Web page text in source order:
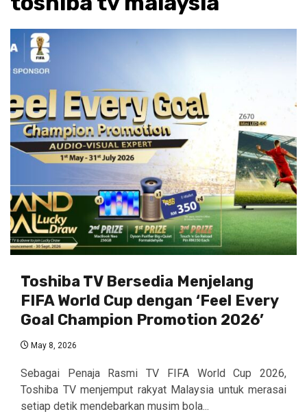
Toshiba TV Bersedia Menjelang
FIFA World Cup dengan ‘Feel Every
Goal Champion Promotion 2026’
May 8, 2026
Sebagai Penaja Rasmi TV FIFA World Cup 2026,
Toshiba TV menjemput rakyat Malaysia untuk merasai
setiap detik mendebarkan musim bola...